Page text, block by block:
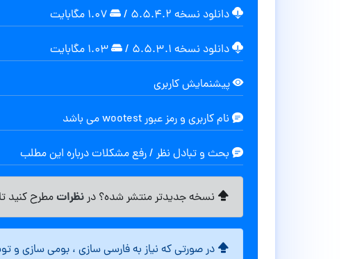
دانلود نسخه ۵.۵.۴.۲ /
دانلود نسخه ۵.۵.۳.۱ /
پیشنمایش کاربری
نام کاربری و رمز عبور wootest می باشد
بحث و تبادل نظر / رفع مشکلات درباره این مطلب
نسخه جدیدتر منتشر شده؟ درنظراتمطرح کنید
در صورتی که نیاز به فارسی سازی ، بومی سازی